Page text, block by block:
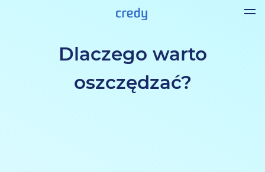
Dlaczego warto
oszczędzać?